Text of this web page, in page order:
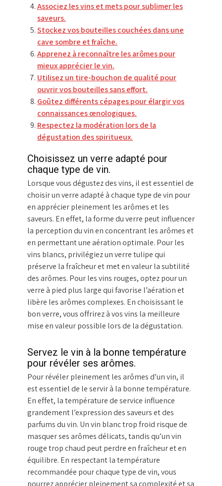
Associez les vins et mets pour sublimer les
saveurs.
Stockez vos bouteilles couchées dans une
cave sombre et fraîche.
Apprenez à reconnaître les arômes pour
mieux apprécier le vin.
Utilisez un tire-bouchon de qualité pour
ouvrir vos bouteilles sans effort.
Goûtez différents cépages pour élargir vos
connaissances œnologiques.
Respectez la modération lors de la
dégustation des spiritueux.
Choisissez un verre adapté pour
chaque type de vin.
Lorsque vous dégustez des vins, il est essentiel de
choisir un verre adapté à chaque type de vin pour
en apprécier pleinement les arômes et les
saveurs. En effet, la forme du verre peut influencer
la perception du vin en concentrant les arômes et
en permettant une aération optimale. Pour les
vins blancs, privilégiez un verre tulipe qui
préserve la fraîcheur et met en valeur la subtilité
des arômes. Pour les vins rouges, optez pour un
verre à pied plus large qui favorise l’aération et
libère les arômes complexes. En choisissant le
bon verre, vous offrirez à vos vins la meilleure
mise en valeur possible lors de la dégustation.
Servez le vin à la bonne température
pour révéler ses arômes.
Pour révéler pleinement les arômes d’un vin, il
est essentiel de le servir à la bonne température.
En effet, la température de service influence
grandement l’expression des saveurs et des
parfums du vin. Un vin blanc trop froid risque de
masquer ses arômes délicats, tandis qu’un vin
rouge trop chaud peut perdre en fraîcheur et en
équilibre. En respectant la température
recommandée pour chaque type de vin, vous
pourrez apprécier pleinement sa complexité et sa